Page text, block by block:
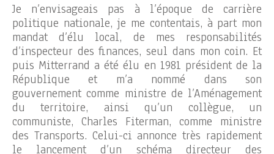
Je n’envisageais pas à l’époque de carrière
politique nationale, je me contentais, à part mon
mandat d’élu local, de mes responsabilités
d’inspecteur des finances, seul dans mon coin. Et
puis Mitterrand a été élu en 1981 président de la
République et m’a nommé dans son
gouvernement comme ministre de l’Aménagement
du territoire, ainsi qu’un collègue, un
communiste, Charles Fiterman, comme ministre
des Transports. Celui-ci annonce très rapidement
le lancement d’un schéma directeur des